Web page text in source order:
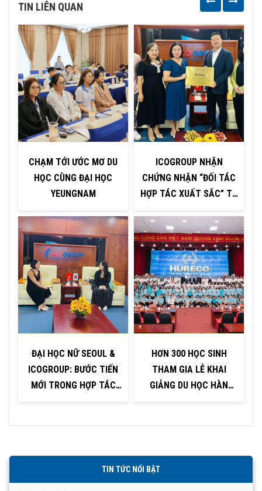
TIN LIÊN QUAN
CHẠM TỚI ƯỚC MƠ DU
HỌC CÙNG ĐẠI HỌC
YEUNGNAM
ĐẠI HỌC NỮ SEOUL &
ICOGROUP: BƯỚC TIẾN
MỚI TRONG HỢP TÁC
ICOGROUP NHẬN
CHỨNG NHẬN “ĐỐI TÁC
HỢP TÁC XUẤT SẮC” TỪ
QUỐC
HƠN 300 HỌC SINH
THAM GIA LỄ KHAI
GIẢNG DU HỌC HÀN
TIN TỨC NỔI BẬT